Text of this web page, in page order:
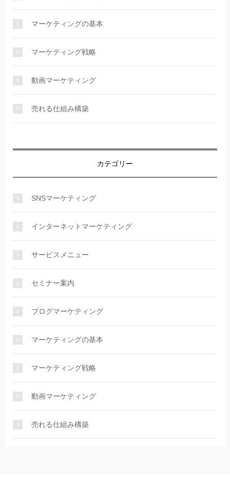
マーケティングの基本
マーケティング戦略
動画マーケティング
売れる仕組み構築
カテゴリー
SNSマーケティング
インターネットマーケティング
サービスメニュー
セミナー案内
ブログマーケティング
マーケティングの基本
マーケティング戦略
動画マーケティング
売れる仕組み構築